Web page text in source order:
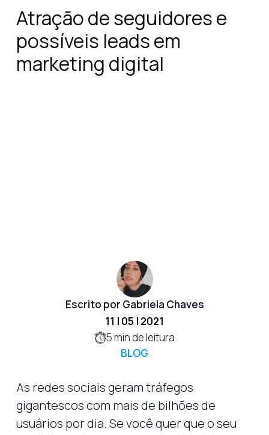
Atração de seguidores e
possíveis leads em
marketing digital
Escrito por Gabriela Chaves
11 | 05 | 2021
5min de leitura
BLOG
As redes sociais geram tráfegos
gigantescos com mais de bilhões de
usuários por dia. Se você quer que o seu